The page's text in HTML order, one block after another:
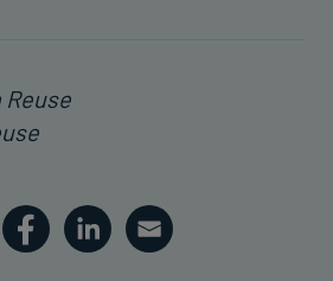
Reuse